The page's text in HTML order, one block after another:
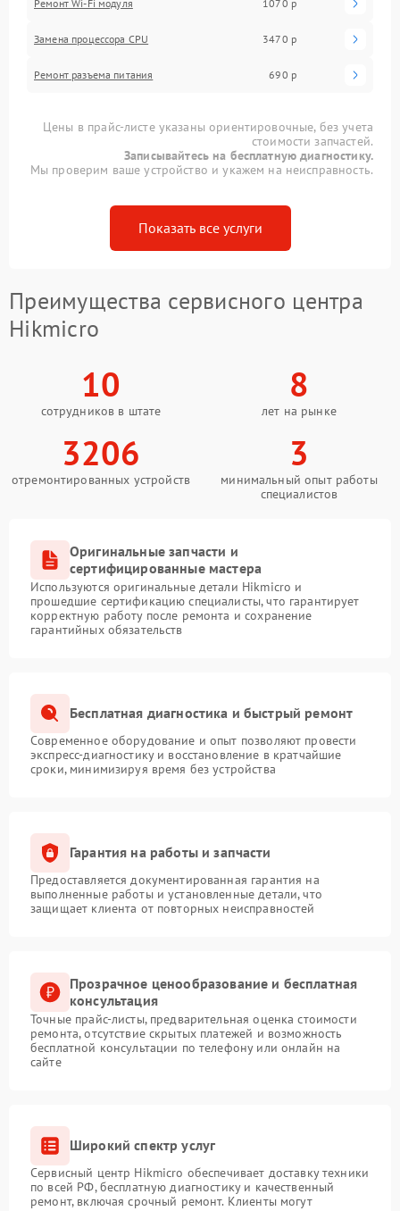
Ремонт Wi-Fi модуля 1070 р
Замена процессора CPU 3470 р
Ремонт разъема питания 690 р
Цены в прайс-листе указаны ориентировочные, без учета
стоимости запчастей.
Записывайтесь на бесплатную диагностику.
Мы проверим ваше устройство и укажем на неисправность.
Показать все услуги
Преимущества сервисного центра
Hikmicro
10
сотрудников в штате
8
лет на рынке
3206
отремонтированных устройств
3
минимальный опыт работы
специалистов
Оригинальные запчасти и
сертифицированные мастера
Используются оригинальные детали Hikmicro и
прошедшие сертификацию специалисты, что гарантирует
корректную работу после ремонта и сохранение
гарантийных обязательств
Бесплатная диагностика и быстрый ремонт
Современное оборудование и опыт позволяют провести
экспресс-диагностику и восстановление в кратчайшие
сроки, минимизируя время без устройства
Гарантия на работы и запчасти
Предоставляется документированная гарантия на
выполненные работы и установленные детали, что
защищает клиента от повторных неисправностей
Прозрачное ценообразование и бесплатная
консультация
Точные прайс-листы, предварительная оценка стоимости
ремонта, отсутствие скрытых платежей и возможность
бесплатной консультации по телефону или онлайн на
сайте
Широкий спектр услуг
Сервисный центр Hikmicro обеспечивает доставку техники
по всей РФ, бесплатную диагностику и качественный
ремонт, включая срочный ремонт. Клиенты могут